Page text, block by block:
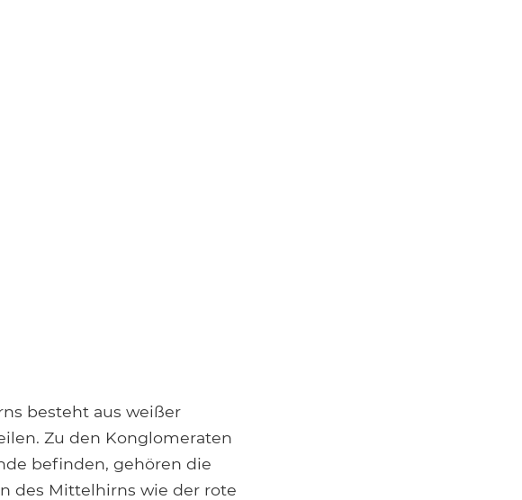
besteht aus weißer
Zu den Konglomeraten
befinden, gehören die
des Mittelhirns wie der rote